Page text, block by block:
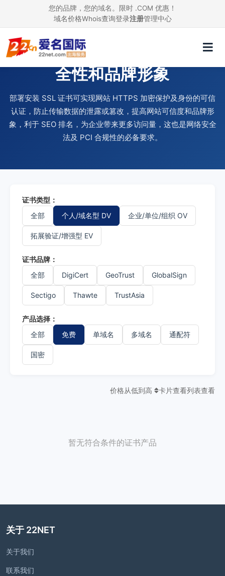
您的品牌，您的域名。限时 .COM 优惠！
域名价格Whois查询登录注册管理中心
使用 SSL 证书，提升网站安
全性和品牌形象
部署安装 SSL 证书可实现网站 HTTPS 加密保护及身份的可信
认证，防止传输数据的泄露或篡改，提高网站可信度和品牌形
象，利于 SEO 排名，为企业带来更多访问量，这也是网络安全
法及 PCI 合规性的必备要求。
证书类型：
全部
个人/域名型 DV 企业/单位/组织 OV
拓展验证/增强型 EV
证书品牌：
全部
DigiCert GeoTrust GlobalSign
Sectigo Thawte TrustAsia
产品选择：
全部
免费 单域名 多域名 通配符
国密
价格从低到高 卡片查看列表查看
暂无符合条件的证书产品
关于 22NET
关于我们
联系我们